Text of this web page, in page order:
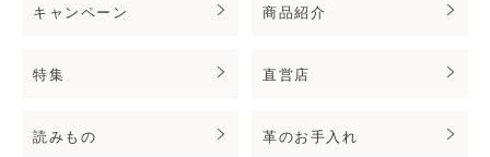
キャンペーン 商品紹介
特集 直営店
読みもの 革のお手入れ